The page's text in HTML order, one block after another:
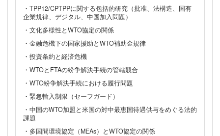
・TPP12/CPTPPに関する包括的研究（批准、法構造、国有
企業規律、デジタル、中国加入問題）
・文化多様性とWTO協定の関係
・金融危機下の国家援助とWTO補助金規律
・投資条約と経済危機
・WTOとFTAの紛争解決手続の管轄競合
・WTO紛争解決手続における履行問題
・緊急輸入制限（セーフガード）
・中国のWTO加盟と米国の対中最恵国待遇供与をめぐる法的
課題
・多国間環境協定（MEAs）とWTO協定の関係